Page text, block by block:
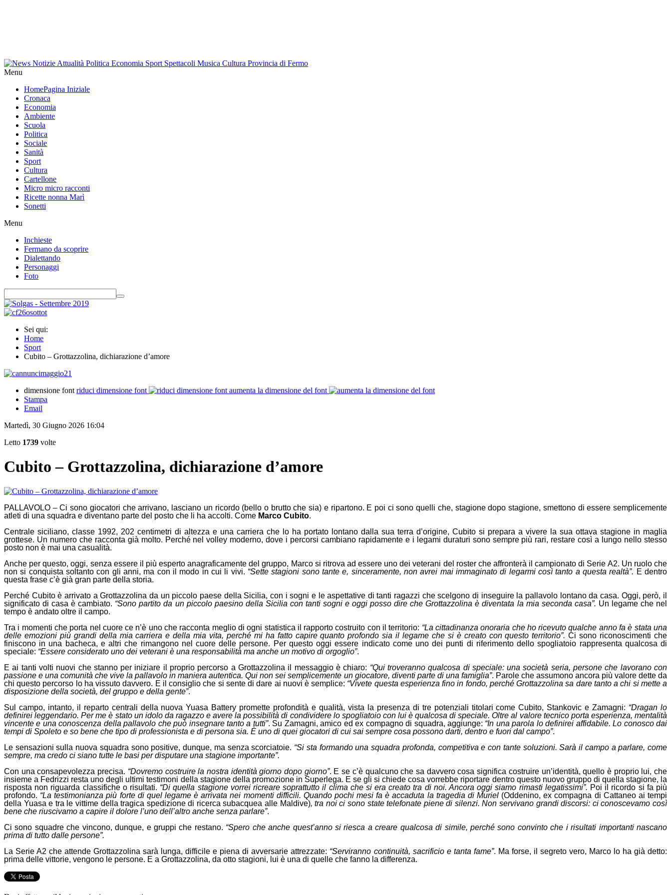
Menu
HomePagina Iniziale
Cronaca
Economia
Ambiente
Scuola
Politica
Sociale
Sanità
Sport
Cultura
Cartellone
Micro micro racconti
Ricette nonna Marì
Sonetti
Menu
Inchieste
Fermano da scoprire
Dialettando
Personaggi
Foto
Sei qui:
Home
Sport
Cubito – Grottazzolina, dichiarazione d’amore
dimensione font riduci dimensione font
aumenta la dimensione del font
Stampa
Email
Martedì, 30 Giugno 2026 16:04
Letto 1739 volte
Cubito – Grottazzolina, dichiarazione d’amore
PALLAVOLO – Ci sono giocatori che arrivano, lasciano un ricordo (bello o brutto che sia) e ripartono. E poi ci sono quelli che, stagione dopo stagione, smettono di essere semplicemente
atleti di una squadra e diventano parte del posto che li ha accolti. Come Marco Cubito.
Centrale siciliano, classe 1992, 202 centimetri di altezza e una carriera che lo ha portato lontano dalla sua terra d’origine, Cubito si prepara a vivere la sua ottava stagione in maglia
grottese. Un numero che racconta già molto. Perché nel volley moderno, dove i percorsi cambiano rapidamente e i legami duraturi sono sempre più rari, restare così a lungo nello stesso
posto non è mai una casualità.
Anche per questo, oggi, senza essere il più esperto anagraficamente del gruppo, Marco si ritrova ad essere uno dei veterani del roster che affronterà il campionato di Serie A2. Un ruolo che
non si conquista soltanto con gli anni, ma con il modo in cui li vivi. “Sette stagioni sono tante e, sinceramente, non avrei mai immaginato di legarmi così tanto a questa realtà”. E dentro
questa frase c’è già gran parte della storia.
Perché Cubito è arrivato a Grottazzolina da un piccolo paese della Sicilia, con i sogni e le aspettative di tanti ragazzi che scelgono di inseguire la pallavolo lontano da casa. Oggi, però, il
significato di casa è cambiato. “Sono partito da un piccolo paesino della Sicilia con tanti sogni e oggi posso dire che Grottazzolina è diventata la mia seconda casa”. Un legame che nel
tempo è andato oltre il campo.
Tra i momenti che porta nel cuore ce n’è uno che racconta meglio di ogni statistica il rapporto costruito con il territorio: “La cittadinanza onoraria che ho ricevuto qualche anno fa è stata una
delle emozioni più grandi della mia carriera e della mia vita, perché mi ha fatto capire quanto profondo sia il legame che si è creato con questo territorio”.Ci sono riconoscimenti che
finiscono in una bacheca, e altri che rimangono nel cuore delle persone. Per questo oggi essere indicato come uno dei punti di riferimento dello spogliatoio rappresenta qualcosa di
speciale: “Essere considerato uno dei veterani è una responsabilità ma anche un motivo di orgoglio”.
E ai tanti volti nuovi che stanno per iniziare il proprio percorso a Grottazzolina il messaggio è chiaro: “Qui troveranno qualcosa di speciale: una società seria, persone che lavorano con
passione e una comunità che vive la pallavolo in maniera autentica. Qui non sei semplicemente un giocatore, diventi parte di una famiglia”. Parole che assumono ancora più valore dette da
chi questo percorso lo ha vissuto davvero. E il consiglio che si sente di dare ai nuovi è semplice: “Vivete questa esperienza fino in fondo, perché Grottazzolina sa dare tanto a chi si mette a
disposizione della società, del gruppo e della gente”.
Sul campo, intanto, il reparto centrali della nuova Yuasa Battery promette profondità e qualità, vista la presenza di tre potenziali titolari come Cubito, Stankovic e Zamagni: “Dragan lo
definirei leggendario. Per me è stato un idolo da ragazzo e avere la possibilità di condividere lo spogliatoio con lui è qualcosa di speciale. Oltre al valore tecnico porta esperienza, mentalità
vincente e una conoscenza della pallavolo che può insegnare tanto a tutti”. Su Zamagni, amico ed ex compagno di squadra, aggiunge: “In una parola lo definirei affidabile. Lo conosco dai
tempi di Spoleto e so bene che tipo di professionista e di persona sia. È uno di quei giocatori di cui sai sempre cosa possono darti, dentro e fuori dal campo”.
Le sensazioni sulla nuova squadra sono positive, dunque, ma senza scorciatoie. “Si sta formando una squadra profonda, competitiva e con tante soluzioni. Sarà il campo a parlare, come
sempre, ma credo ci siano tutte le basi per disputare una stagione importante”.
Con una consapevolezza precisa. “Dovremo costruire la nostra identità giorno dopo giorno”. E se c’è qualcuno che sa davvero cosa significa costruire un’identità, quello è proprio lui, che
insieme a Fedrizzi resta uno degli ultimi testimoni della stagione della promozione in Superlega. E se gli si chiede cosa vorrebbe riportare dentro questo nuovo gruppo di quella stagione, la
risposta non riguarda classifiche o risultati. “Di quella stagione vorrei ricreare soprattutto il clima che si era creato tra di noi. Ancora oggi siamo rimasti legatissimi”. Poi il ricordo si fa più
profondo. “La testimonianza più forte di quel legame è arrivata nei momenti difficili. Quando pochi mesi fa è accaduta la tragedia di Muriel (Oddenino, ex compagna di Cattaneo ai tempi
della Yuasa e tra le vittime della tragica spedizione di ricerca subacquea alle Maldive), tra noi ci sono state telefonate piene di silenzi. Non servivano grandi discorsi: ci conoscevamo così
bene che riuscivamo a capire il dolore l’uno dell’altro anche senza parlare”.
Ci sono squadre che vincono, dunque, e gruppi che restano. “Spero che anche quest’anno si riesca a creare qualcosa di simile, perché sono convinto che i risultati importanti nascano
prima di tutto dalle persone”.
La Serie A2 che attende Grottazzolina sarà lunga, difficile e piena di avversarie attrezzate: “Serviranno continuità, sacrificio e tanta fame”. Ma forse, il segreto vero, Marco lo ha già detto:
prima delle vittorie, vengono le persone. E a Grottazzolina, da otto stagioni, lui è una di quelle che fanno la differenza.